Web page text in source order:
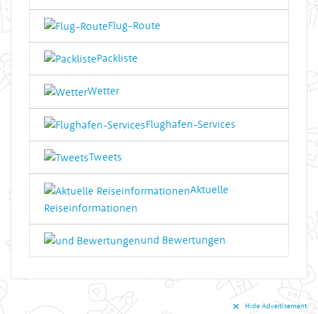
Flug-Route
Packliste
Wetter
Flughafen-Services
Tweets
Aktuelle
Reiseinformationen
und Bewertungen
✕︎ Hide Advertisement